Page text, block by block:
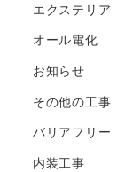
エクステリア
オール電化
お知らせ
その他の工事
バリアフリー
内装工事